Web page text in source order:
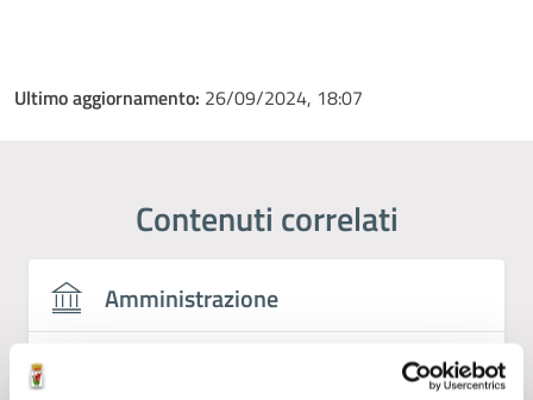
Ultimo aggiornamento: 26/09/2024, 18:07
Contenuti correlati
Amministrazione